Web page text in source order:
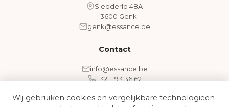
Sledderlo 48A
3600 Genk
genk@essance.be
Contact
info@essance.be
+32 11 93 36 62
Wij gebruiken cookies en vergelijkbare technologieën